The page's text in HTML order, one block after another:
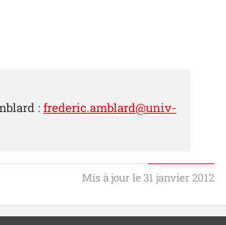
:frederic.amblard@univ-
Mis à jour le 31 janvier 2012